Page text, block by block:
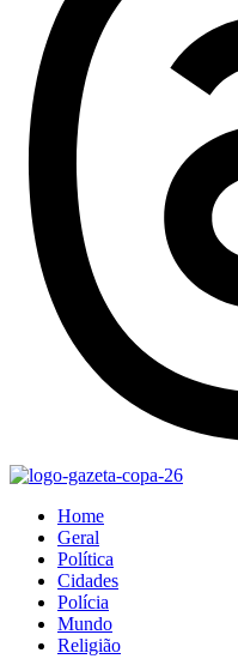
Home
Geral
Política
Cidades
Polícia
Mundo
Religião